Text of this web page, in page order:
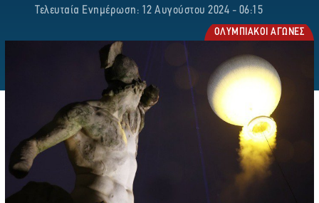
Τελευταία Ενημέρωση: 12 Αυγούστου 2024 - 06:15
ΟΛΥΜΠΙΑΚΟΙ ΑΓΩΝΕΣ